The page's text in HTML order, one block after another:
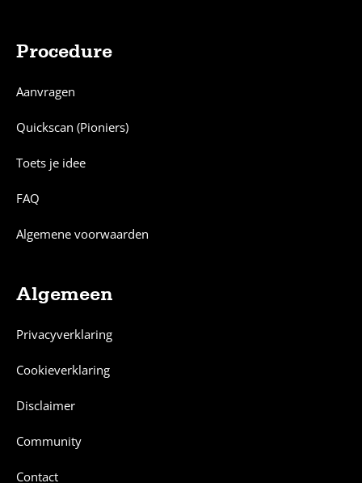
Procedure
Aanvragen
Quickscan (Pioniers)
Toets je idee
FAQ
Algemene voorwaarden
Algemeen
Privacyverklaring
Cookieverklaring
Disclaimer
Community
Contact